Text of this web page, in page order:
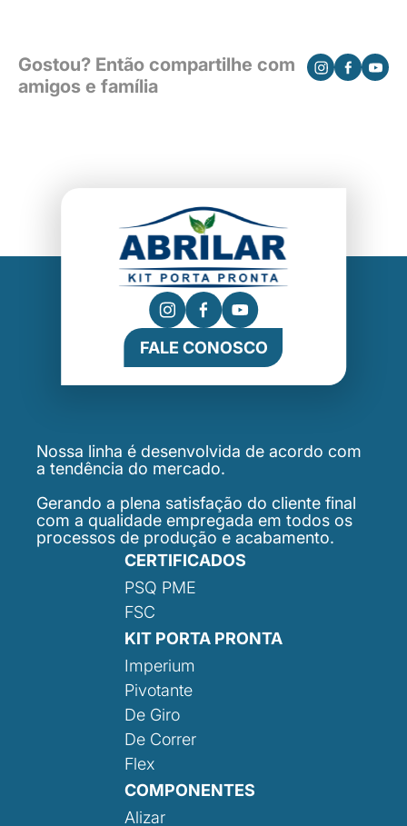
Gostou? Então compartilhe com
amigos e família
FALE CONOSCO
Nossa linha é desenvolvida de acordo com
a tendência do mercado.
Gerando a plena satisfação do cliente final
com a qualidade empregada em todos os
processos de produção e acabamento.
CERTIFICADOS
PSQ PME
FSC
KIT PORTA PRONTA
Imperium
Pivotante
De Giro
De Correr
Flex
COMPONENTES
Alizar